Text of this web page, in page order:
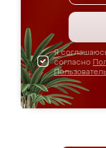
Я
согласно